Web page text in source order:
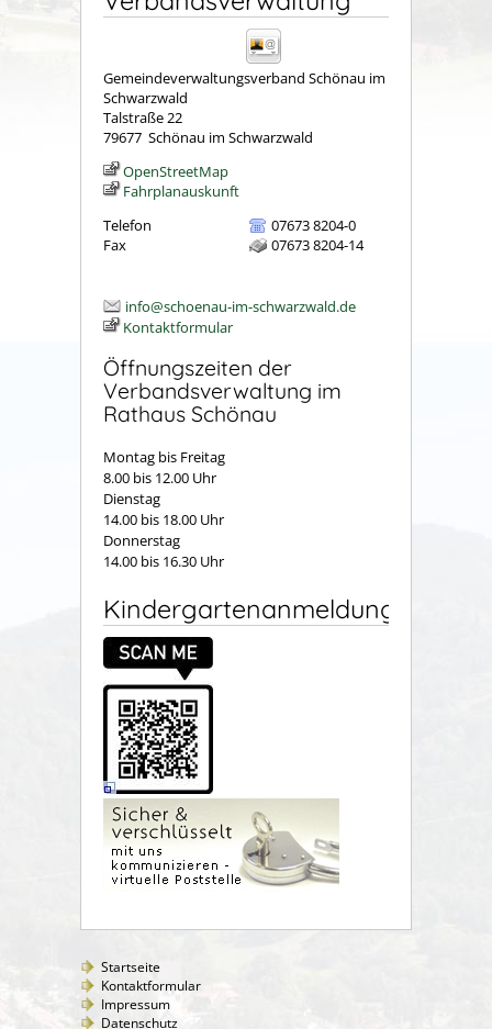
Gemeindeverwaltungsverband Schönau im
Schwarzwald
Talstraße 22
79677 Schönau im Schwarzwald
OpenStreetMap
Fahrplanauskunft
Telefon
07673 8204-0
Fax
07673 8204-14
info@schoenau-im-schwarzwald.de
Kontaktformular
Öffnungszeiten der
Verbandsverwaltung im
Rathaus Schönau
Montag bis Freitag
8.00 bis 12.00 Uhr
Dienstag
14.00 bis 18.00 Uhr
Donnerstag
14.00 bis 16.30 Uhr
Kindergartenanmeldung
Startseite
Kontaktformular
Impressum
Datenschutz